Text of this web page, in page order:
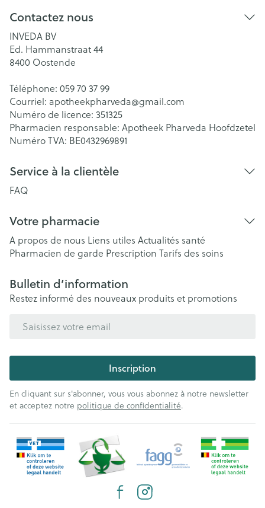
Contactez nous
INVEDA BV
Ed. Hammanstraat 44
8400 Oostende
Téléphone: 059 70 37 99
Courriel: apotheekpharveda@gmail.com
Numéro de licence: 351325
Pharmacien responsable: Apotheek Pharveda Hoofdzetel
Numéro TVA: BE0432969891
Service à la clientèle
FAQ
Votre pharmacie
A propos de nous Liens utiles Actualités santé
Pharmacien de garde Prescription Tarifs des soins
Bulletin d’information
Restez informé des nouveaux produits et promotions
Inscription
En cliquant sur s'abonner, vous vous abonnez à notre newsletter
et acceptez notre politique de confidentialité.